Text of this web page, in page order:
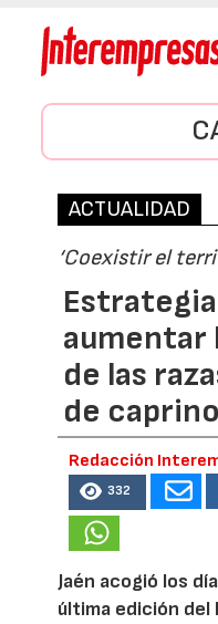
ACTUALIDAD
‘Coexistir el
aumentar
de las
de
Redacción
332
Jaén acogió los
última edición del